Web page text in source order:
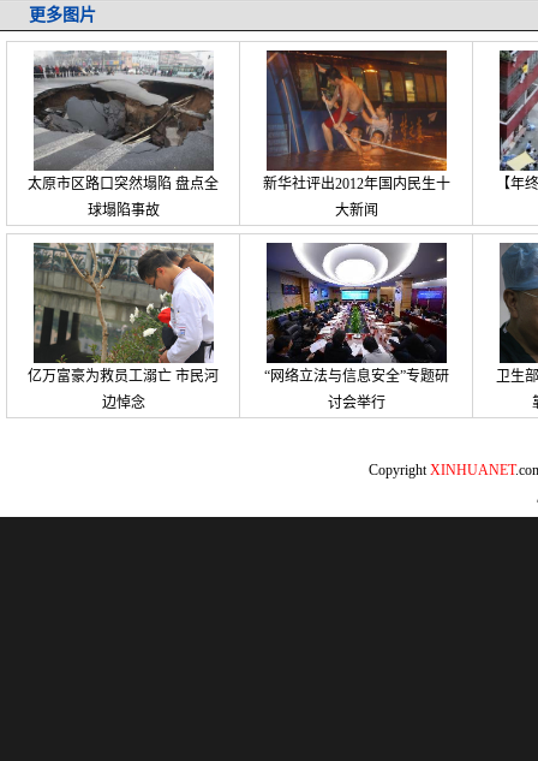
更多图片
太原市区路口突然塌陷 盘点全
球塌陷事故
新华社评出2012年国内民生十
大新闻
【年
亿万富豪为救员工溺亡 市民河
边悼念
“网络立法与信息安全”专题研
讨会举行
卫生
CopyrightXINHUANET